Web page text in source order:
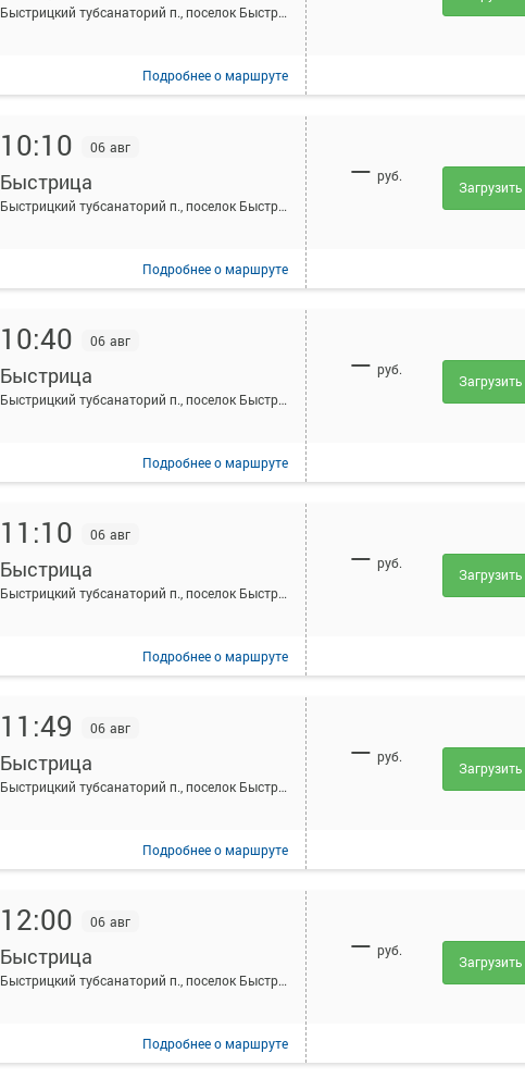
Быстрицкий тубсанаторий п., поселок Быстрицкий тубсанаторий, Россия
Подробнеео маршруте
10:10 06 авг
Быстрица
Быстрицкий тубсанаторий п., поселок Быстрицкий тубсанаторий, Россия
Подробнеео маршруте
— руб.
10:40 06 авг
Быстрица
Быстрицкий тубсанаторий п., поселок Быстрицкий тубсанаторий, Россия
Подробнеео маршруте
— руб.
11:10 06 авг
Быстрица
Быстрицкий тубсанаторий п., поселок Быстрицкий тубсанаторий, Россия
Подробнеео маршруте
— руб.
11:49 06 авг
Быстрица
Быстрицкий тубсанаторий п., поселок Быстрицкий тубсанаторий, Россия
Подробнеео маршруте
— руб.
12:00 06 авг
Быстрица
Быстрицкий тубсанаторий п., поселок Быстрицкий тубсанаторий, Россия
Подробнеео маршруте
— руб.